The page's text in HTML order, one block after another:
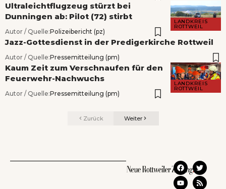
LANDKREIS
ROTTWEIL
Ultraleichtflugzeug stürzt bei
Dunningen ab: Pilot (72) stirbt
Autor / Quelle:Polizeibericht (pz)
Jazz-Gottesdienst in der Predigerkirche Rottweil
Autor / Quelle:Pressemitteilung (pm)
LANDKREIS
ROTTWEIL
Kaum Zeit zum Verschnaufen für den
Feuerwehr-Nachwuchs
Autor / Quelle:Pressemitteilung (pm)
Zurück Weiter